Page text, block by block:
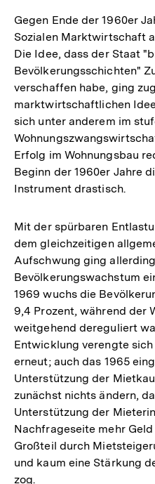
Gegen Ende der 1960er
Sozialen Marktwirtschaft
Die Idee, dass der Staat
Bevölkerungsschichten"
verschaffen habe, ging
marktwirtschaftlichen
sich unter anderem im
Erfolg im Wohnungsbau
Beginn der 1960er Jahre
Instrument drastisch.
Mit der spürbaren
dem gleichzeitigen
Aufschwung ging
Bevölkerungswachstum
1969 wuchs die
9,4 Prozent, während der
weitgehend dereguliert
Entwicklung verengte
erneut; auch das 1965
Unterstützung der
zunächst nichts ändern,
Unterstützung der
Nachfrageseite mehr
Großteil durch
und kaum eine Stärkung
zog.